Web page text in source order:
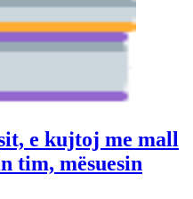
e kujtoj me mall
tim, mësuesin